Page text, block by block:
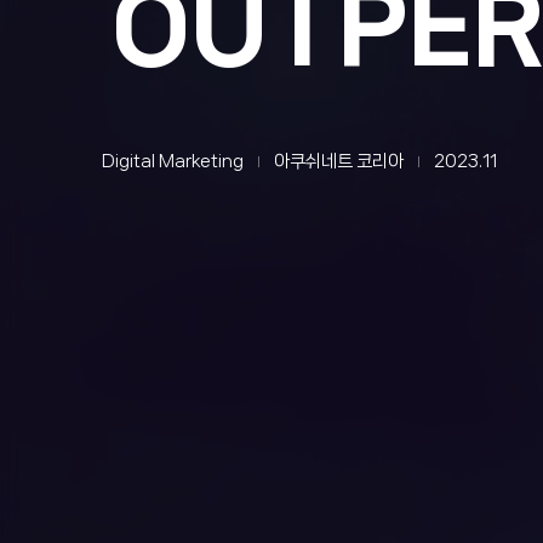
Digital Marketing 아쿠쉬네트 코리아 2023.11